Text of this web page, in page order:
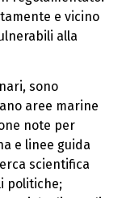
e vicino
alla
sono
aree marine
note per
e linee guida
scientifica
politiche;